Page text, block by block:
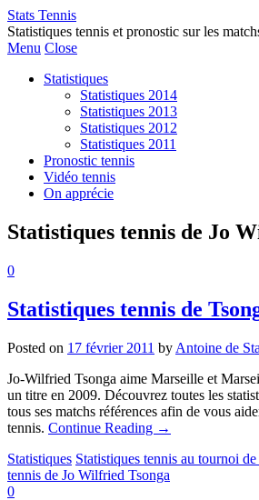
Stats Tennis
Statistiques tennis et pronostic sur les
Menu Close
Statistiques
Statistiques 2014
Statistiques 2013
Statistiques 2012
Statistiques 2011
Pronostic tennis
Vidéo tennis
On apprécie
Statistiques tennis de Jo
0
Statistiques tennis de
Posted on 17 février 2011 by Antoine de
Jo-Wilfried Tsonga aime Marseille et
un titre en 2009. Découvrez toutes les
tous ses matchs références afin de vous
tennis. Continue Reading →
Statistiques Statistiques tennis au tournoi
tennis de Jo Wilfried Tsonga
0